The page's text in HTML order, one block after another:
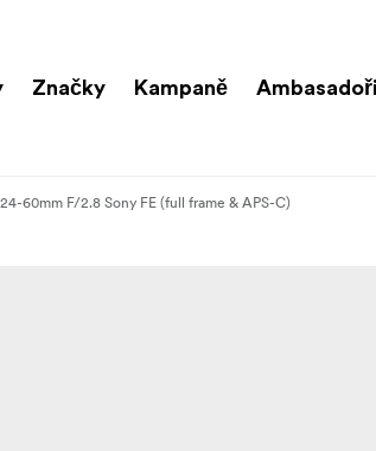
Značky Kampaně Ambasadoři
60mm F/2.8 Sony FE (full frame & APS-C)